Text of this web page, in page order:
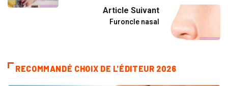
Article Suivant
Furoncle nasal
RECOMMANDÉ CHOIX DE L'ÉDITEUR 2026